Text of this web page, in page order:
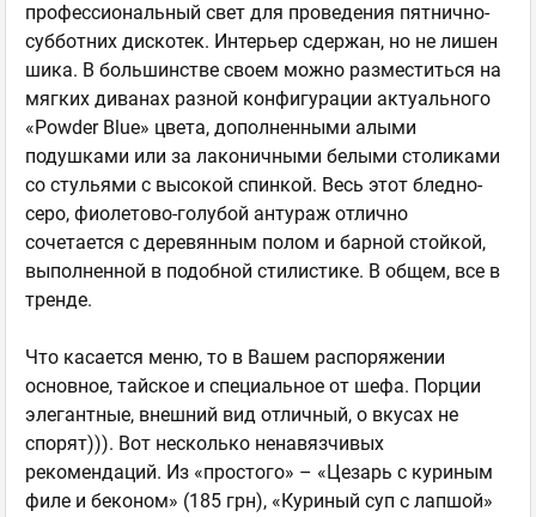
профессиональный свет для проведения пятнично-
субботних дискотек. Интерьер сдержан, но не лишен
шика. В большинстве своем можно разместиться на
мягких диванах разной конфигурации актуального
«Powder Blue» цвета, дополненными алыми
подушками или за лаконичными белыми столиками
со стульями с высокой спинкой. Весь этот бледно-
серо, фиолетово-голубой антураж отлично
сочетается с деревянным полом и барной стойкой,
выполненной в подобной стилистике. В общем, все в
тренде.
Что касается меню, то в Вашем распоряжении
основное, тайское и специальное от шефа. Порции
элегантные, внешний вид отличный, о вкусах не
спорят))). Вот несколько ненавязчивых
рекомендаций. Из «простого» – «Цезарь с куриным
филе и беконом» (185 грн), «Куриный суп с лапшой»